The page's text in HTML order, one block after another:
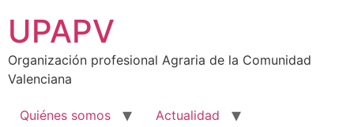
UPAPV
Organización profesional Agraria de la Comunidad
Valenciana
Quiénes somos
Actualidad